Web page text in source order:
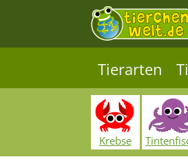
Tierarten
Krebse